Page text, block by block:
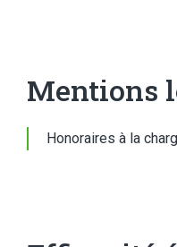
Mentions
Honoraires à la